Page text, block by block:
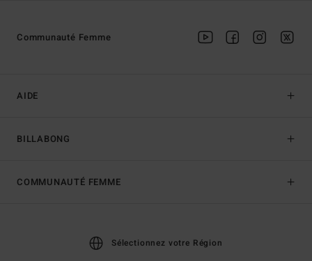
AIDE
BILLABONG
Communauté Femme
COMMUNAUTÉ FEMME
Sélectionnez votre Région